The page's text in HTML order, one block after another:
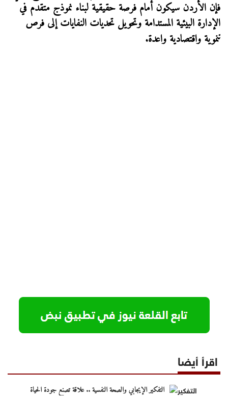
فإن الأردن سيكون أمام فرصة حقيقية لبناء نموذج متقدم في
الإدارة البيئية المستدامة وتحويل تحديات النفايات إلى فرص
تنموية واقتصادية واعدة.
اقرأ أيضا
التفكير الإيجابي والصحة النفسية .. علاقة تصنع جودة الحياة